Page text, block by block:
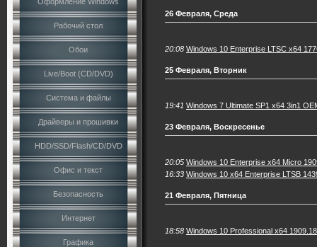
Рабочий стол
Обои
Live/Boot (CD/DVD)
Система и файлы
Драйверы и прошивки
HDD/SSD/Flash/CD/DVD
Офис и текст
Безопасность
Интернет
Графика
26 Февраля, Среда
20:08 Windows 10 Enterprise LTSC x64
25 Февраля, Вторник
19:41 Windows 7 Ultimate SP1 x64 3in1
23 Февраля, Воскресенье
20:05 Windows 10 Enterprise x64 Micro
16:33 Windows 10 x64 Enterprise LTSB
21 Февраля, Пятница
18:58 Windows 10 Professional x64